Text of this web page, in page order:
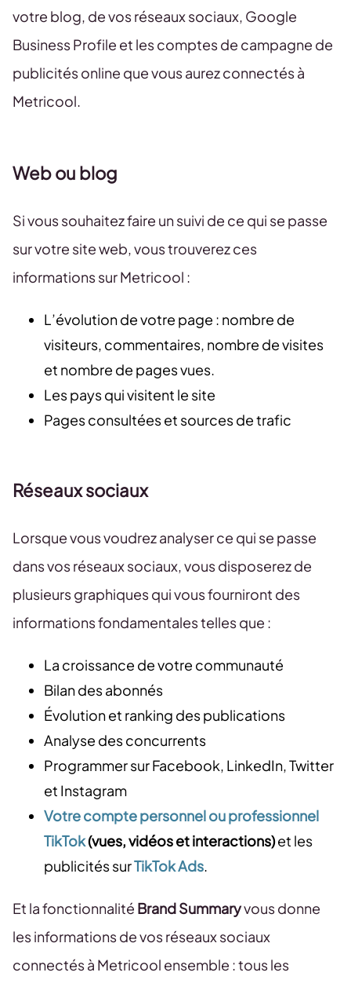
votre blog, de vos réseaux sociaux, Google
Business Profile et les comptes de campagne de
publicités online que vous aurez connectés à
Metricool.
Web ou blog
Si vous souhaitez faire un suivi de ce qui se passe
sur votre site web, vous trouverez ces
informations sur Metricool :
L’évolution de votre page : nombre de
visiteurs, commentaires, nombre de visites
et nombre de pages vues.
Les pays qui visitent le site
Pages consultées et sources de trafic
Réseaux sociaux
Lorsque vous voudrez analyser ce qui se passe
dans vos réseaux sociaux, vous disposerez de
plusieurs graphiques qui vous fourniront des
informations fondamentales telles que :
La croissance de votre communauté
Bilan des abonnés
Évolution et ranking des publications
Analyse des concurrents
Programmer sur Facebook, LinkedIn, Twitter
et Instagram
Votre compte personnel ou professionnel
TikTok(vues, vidéos et interactions)et les
publicités surTikTok Ads.
Et la fonctionnalité Brand Summaryvous donne
les informations de vos réseaux sociaux
connectés à Metricool ensemble : tous les